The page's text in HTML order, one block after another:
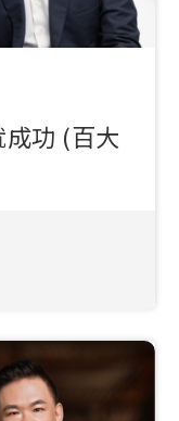
功 (百大